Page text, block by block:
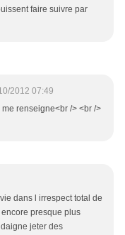
faire suivre par
2012 07:49
renseigne<br /> <br />
dans l irrespect total de
encore presque plus
jeter des